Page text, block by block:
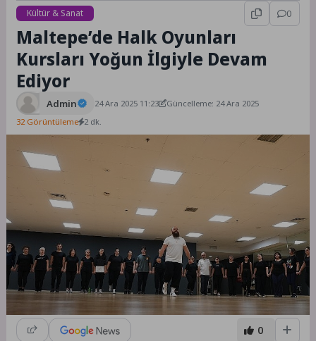
Kültür & Sanat
0
Maltepe’de Halk Oyunları
Kursları Yoğun İlgiyle Devam
Ediyor
Admin 24 Ara 2025 11:23
Güncelleme: 24 Ara 2025
32 Görüntüleme 2 dk.
0